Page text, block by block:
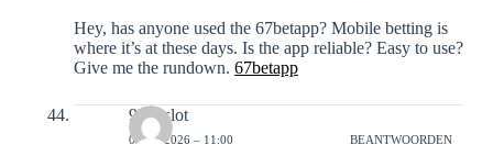
Hey, has anyone used the 67betapp? Mobile betting is
where it’s at these days. Is the app reliable? Easy to use?
Give me the rundown. 67betapp
95vnslot
05-01-2026 – 11:00 BEANTWOORDEN